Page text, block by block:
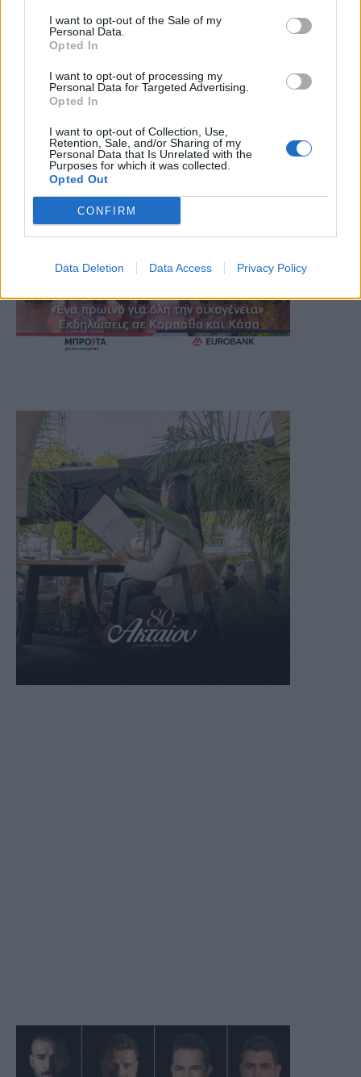
I want to opt-out of the Sale of my
Personal Data.
Opted In
I want to opt-out of processing my
Personal Data for Targeted Advertising.
Opted In
I want to opt-out of Collection, Use,
Retention, Sale, and/or Sharing of my
Personal Data that Is Unrelated with the
Purposes for which it was collected.
Opted Out
CONFIRM
Data Deletion Data Access Privacy Policy